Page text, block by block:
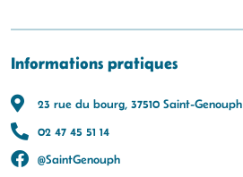
Informations pratiques
23 rue du bourg, 37510 Saint-Genouph
02 47 45 51 14
@SaintGenouph